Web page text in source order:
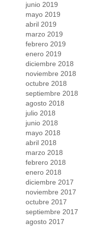
junio 2019
mayo 2019
abril 2019
marzo 2019
febrero 2019
enero 2019
diciembre 2018
noviembre 2018
octubre 2018
septiembre 2018
agosto 2018
julio 2018
junio 2018
mayo 2018
abril 2018
marzo 2018
febrero 2018
enero 2018
diciembre 2017
noviembre 2017
octubre 2017
septiembre 2017
agosto 2017